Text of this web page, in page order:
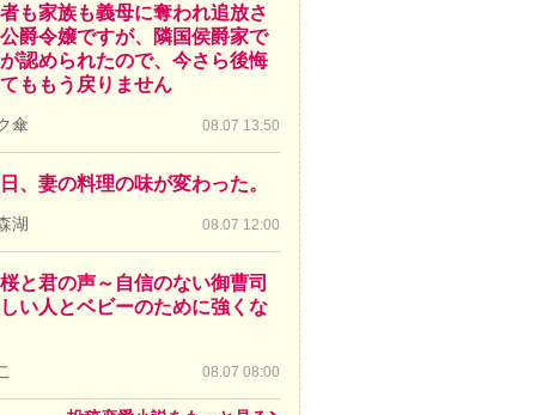
も家族も義母に奪われ追放さ
爵令嬢ですが、隣国侯爵家で
認められたので、今さら後悔
ももう戻りません
傘 08.07 13:50
、妻の料理の味が変わった。
湖 08.07 12:00
と君の声～自信のない御曹司
い人とベビーのために強くな
08.07 08:00